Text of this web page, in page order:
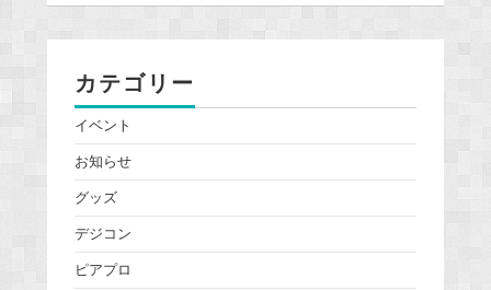
カテゴリー
イベント
お知らせ
グッズ
デジコン
ピアプロ